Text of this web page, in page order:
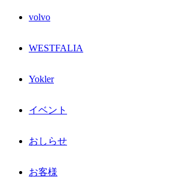
volvo
WESTFALIA
Yokler
イベント
おしらせ
お客様